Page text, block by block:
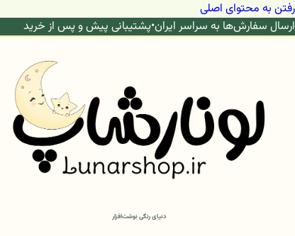
رفتن به محتوای اصلی
ارسال سفارش‌ها به سراسر ایران•پشتیبانی پیش و پس از خرید
دنیای رنگی نوشت‌افزار